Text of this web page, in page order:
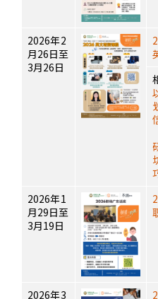
2026年2
月26日至
3月26日
2026年1
月29日至
3月19日
2026年3